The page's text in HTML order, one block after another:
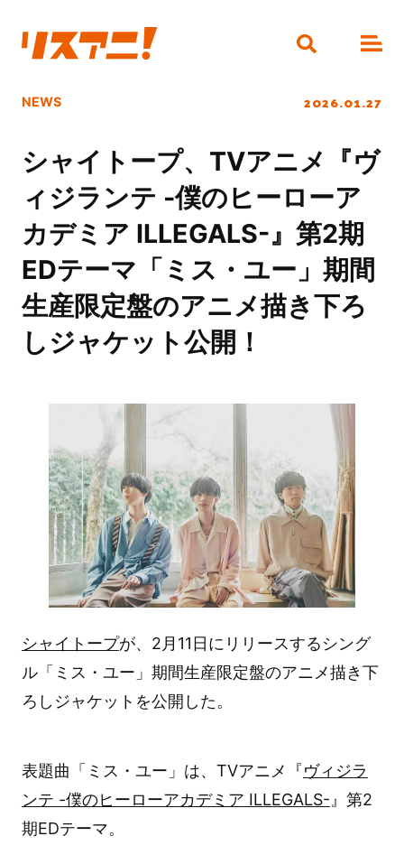
NEWS 2026.01.27
シャイトープ、TVアニメ『ヴ
ィジランテ -僕のヒーローア
カデミア ILLEGALS-』第2期
EDテーマ「ミス・ユー」期間
生産限定盤のアニメ描き下ろ
しジャケット公開！
シャイトープが、2月11日にリリースするシング
ル「ミス・ユー」期間生産限定盤のアニメ描き下
ろしジャケットを公開した。
表題曲「ミス・ユー」は、TVアニメ『ヴィジラ
ンテ -僕のヒーローアカデミア ILLEGALS- 』第2
期EDテーマ。